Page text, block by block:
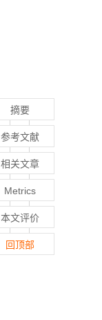
摘要
参考文献
相关文章
Metrics
本文评价
回顶部